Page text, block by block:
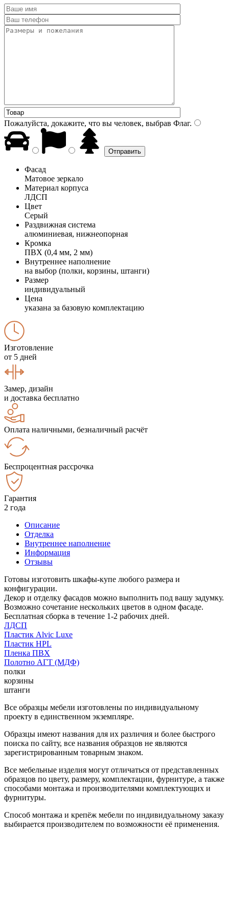
Пожалуйста, докажите, что вы человек, выбрав Флаг.
Фасад
Матовое зеркало
Материал корпуса
ЛДСП
Цвет
Серый
Раздвижная система
алюминиевая, нижнеопорная
Кромка
ПВХ (0,4 мм, 2 мм)
Внутреннее наполнение
на выбор (полки, корзины, штанги)
Размер
индивидуальный
Цена
указана за базовую комплектацию
Изготовление
от 5 дней
Замер, дизайн
и доставка бесплатно
Оплата наличными, безналичный расчёт
Беспроцентная рассрочка
Гарантия
2 года
Описание
Отделка
Внутреннее наполнение
Информация
Отзывы
Готовы изготовить шкафы-купе любого размера и
конфигурации.
Декор и отделку фасадов можно выполнить под вашу задумку.
Возможно сочетание нескольких цветов в одном фасаде.
Бесплатная сборка в течение 1-2 рабочих дней.
ЛДСП
Пластик Alvic Luxe
Пластик HPL
Пленка ПВХ
Полотно АГТ (МДФ)
полки
корзины
штанги
Все образцы мебели изготовлены по индивидуальному
проекту в единственном экземпляре.
Образцы имеют названия для их различия и более быстрого
поиска по сайту, все названия образцов не являются
зарегистрированным товарным знаком.
Все мебельные изделия могут отличаться от представленных
образцов по цвету, размеру, комплектации, фурнитуре, а также
способами монтажа и производителями комплектующих и
фурнитуры.
Способ монтажа и крепёж мебели по индивидуальному заказу
выбирается производителем по возможности её применения.